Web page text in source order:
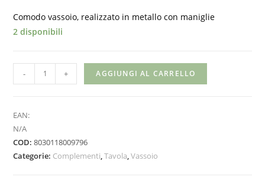
Comodo vassoio, realizzato in metallo con maniglie
2 disponibili
-
metallo
Tondo
Indaco
quantità
- + AGGIUNGI AL CARRELLO
EAN:
N/A
COD:8030118009796
Categorie: Complementi,Tavola,Vassoio